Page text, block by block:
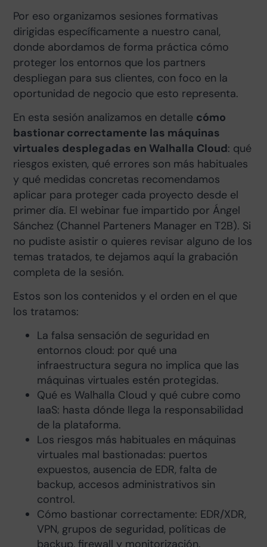
Por eso organizamos sesiones formativas
dirigidas específicamente a nuestro canal,
donde abordamos de forma práctica cómo
proteger los entornos que los partners
despliegan para sus clientes, con foco en la
oportunidad de negocio que esto representa.
En esta sesión analizamos en detalle cómo
bastionar correctamente las máquinas
virtuales desplegadas en Walhalla Cloud: qué
riesgos existen, qué errores son más habituales
y qué medidas concretas recomendamos
aplicar para proteger cada proyecto desde el
primer día. El webinar fue impartido por Ángel
Sánchez (Channel Parteners Manager en T2B). Si
no pudiste asistir o quieres revisar alguno de los
temas tratados, te dejamos aquí la grabación
completa de la sesión.
Estos son los contenidos y el orden en el que
los tratamos:
La falsa sensación de seguridad en
entornos cloud: por qué una
infraestructura segura no implica que las
máquinas virtuales estén protegidas.
Qué es Walhalla Cloud y qué cubre como
IaaS: hasta dónde llega la responsabilidad
de la plataforma.
Los riesgos más habituales en máquinas
virtuales mal bastionadas: puertos
expuestos, ausencia de EDR, falta de
backup, accesos administrativos sin
control.
Cómo bastionar correctamente: EDR/XDR,
VPN, grupos de seguridad, políticas de
backup, firewall y monitorización.